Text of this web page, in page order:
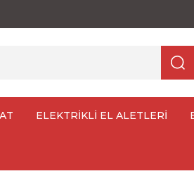
ELEKTRİKLİ EL ALETLERİ